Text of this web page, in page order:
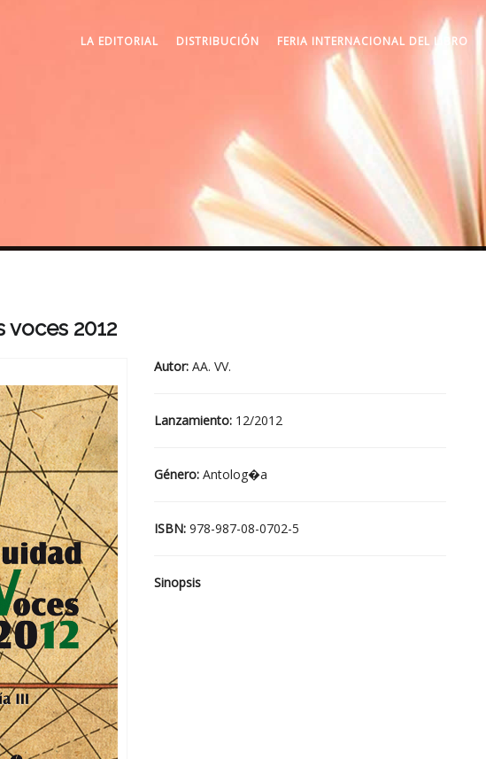
LA EDITORIAL DISTRIBUCIÓN FERIA INTERNACIONAL DEL LIBRO
2012
Autor: AA. VV.
Lanzamiento: 12/2012
Género: Antolog�a
ISBN: 978-987-08-0702-5
Sinopsis